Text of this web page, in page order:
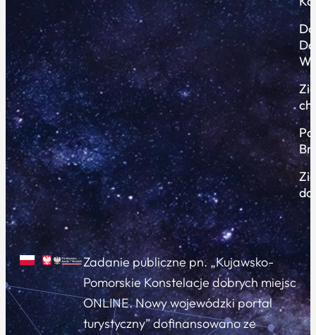
Zadanie publiczne pn. „Kujawsko-
Pomorskie Konstelacje dobrych miejsc
ONLINE. Nowy wojewódzki portal
turystyczny” dofinansowano ze